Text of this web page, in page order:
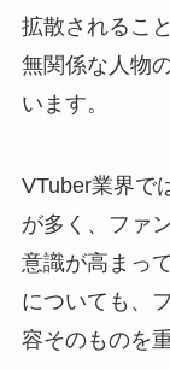
拡散されるこ
無関係な人物
います。
VTuber業界で
が多く、ファ
意識が高まっ
についても、
容そのものを